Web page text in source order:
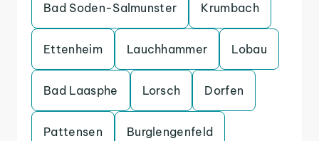
Bad Soden-Salmunster Krumbach
Ettenheim Lauchhammer Lobau
Bad Laasphe Lorsch Dorfen
Pattensen Burglengenfeld